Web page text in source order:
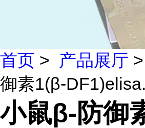
首页 > 产品展厅
御素1(β-
小鼠β-防御